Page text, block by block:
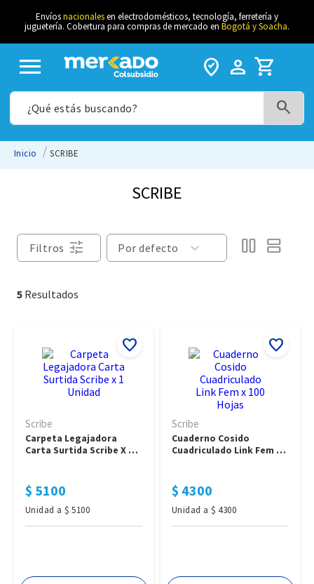
Envíosnacionalesen electrodomésticos, tecnología, ferretería y
juguetería. Cobertura para compras de mercado en Bogotá y Soacha.
menu where_to_vote person_filled shopping_cart
¿Qué estás buscando?
términos más buscados
. shampo
. huevos
desodorante mujer
leche deslactosada
SCRIBE
SCRIBE
Filtros tune Por defecto
5
Scribe
Carpeta Legajadora
Carta Surtida Scribe X 1
$ 5100
Unidad a $ 5100
Scribe
Cuaderno Cosido
Cuadriculado Link Fem X
$ 4300
Unidad a $ 4300